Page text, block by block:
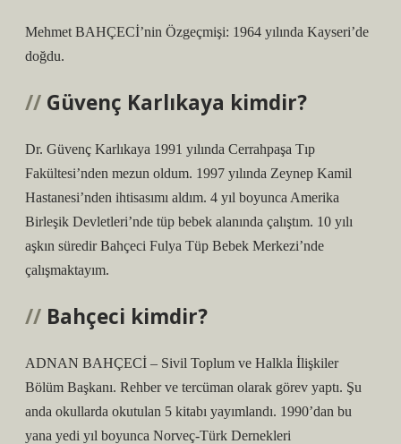
Mehmet BAHÇECİ’nin Özgeçmişi: 1964 yılında Kayseri’de
doğdu.
Güvenç Karlıkaya kimdir?
Dr. Güvenç Karlıkaya 1991 yılında Cerrahpaşa Tıp
Fakültesi’nden mezun oldum. 1997 yılında Zeynep Kamil
Hastanesi’nden ihtisasımı aldım. 4 yıl boyunca Amerika
Birleşik Devletleri’nde tüp bebek alanında çalıştım. 10 yılı
aşkın süredir Bahçeci Fulya Tüp Bebek Merkezi’nde
çalışmaktayım.
Bahçeci kimdir?
ADNAN BAHÇECİ – Sivil Toplum ve Halkla İlişkiler
Bölüm Başkanı. Rehber ve tercüman olarak görev yaptı. Şu
anda okullarda okutulan 5 kitabı yayımlandı. 1990’dan bu
yana yedi yıl boyunca Norveç-Türk Dernekleri